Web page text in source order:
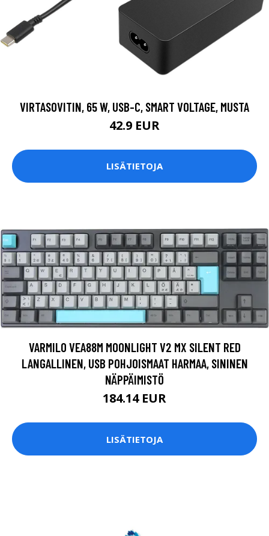
VIRTASOVITIN, 65 W, USB-C, SMART VOLTAGE, MUSTA
42.9 EUR
LISÄTIETOJA
VARMILO VEA88M MOONLIGHT V2 MX SILENT RED
LANGALLINEN, USB POHJOISMAAT HARMAA, SININEN
NÄPPÄIMISTÖ
184.14 EUR
LISÄTIETOJA